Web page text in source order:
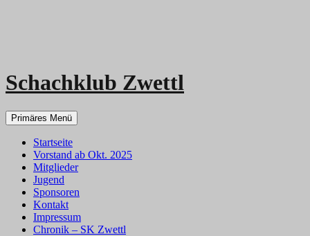
Schachklub Zwettl
Primäres Menü Zum
Inhalt
Startseite
Vorstand ab Okt. 2025
Mitglieder
Jugend
Sponsoren
Kontakt
Impressum
Chronik – SK Zwettl